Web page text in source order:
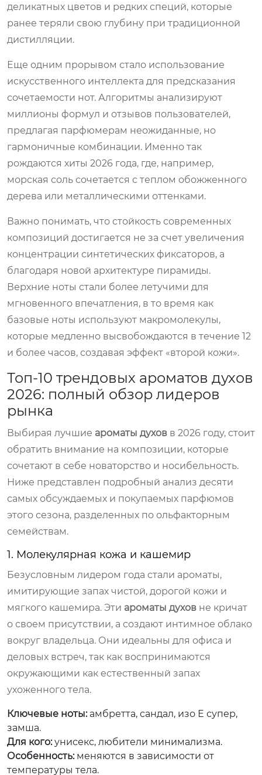
деликатных цветов и редких специй, которые
ранее теряли свою глубину при традиционной
дистилляции.
Еще одним прорывом стало использование
искусственного интеллекта для предсказания
сочетаемости нот. Алгоритмы анализируют
миллионы формул и отзывов пользователей,
предлагая парфюмерам неожиданные, но
гармоничные комбинации. Именно так
рождаются хиты 2026 года, где, например,
морская соль сочетается с теплом обожженного
дерева или металлическими оттенками.
Важно понимать, что стойкость современных
композиций достигается не за счет увеличения
концентрации синтетических фиксаторов, а
благодаря новой архитектуре пирамиды.
Верхние ноты стали более летучими для
мгновенного впечатления, в то время как
базовые ноты используют макромолекулы,
которые медленно высвобождаются в течение 12
и более часов, создавая эффект «второй кожи».
Топ-10 трендовых ароматов духов
2026: полный обзор лидеров
рынка
Выбирая лучшие ароматы духов в 2026 году, стоит
обратить внимание на композиции, которые
сочетают в себе новаторство и носибельность.
Ниже представлен подробный анализ десяти
самых обсуждаемых и покупаемых парфюмов
этого сезона, разделенных по ольфакторным
семействам.
1. Молекулярная кожа и кашемир
Безусловным лидером года стали ароматы,
имитирующие запах чистой, дорогой кожи и
мягкого кашемира. Эти ароматы духов не кричат
о своем присутствии, а создают интимное облако
вокруг владельца. Они идеальны для офиса и
деловых встреч, так как воспринимаются
окружающими как естественный запах
ухоженного тела.
Ключевые ноты:амбретта, сандал, изо Е супер,
замша.
Для кого:унисекс, любители минимализма.
Особенность:меняются в зависимости от
температуры тела.